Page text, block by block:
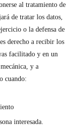
al tratamiento de
de tratar los datos,
o la defensa de
derecho a recibir los
facilitado y en un
y a
cuando:
interesada.